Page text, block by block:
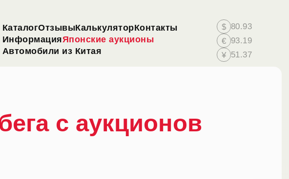
КаталогОтзывыКалькуляторКонтакты
ИнформацияЯпонские аукционы
Автомобили из Китая
$ 80.93
€ 93.19
¥ 51.37
с аукционов